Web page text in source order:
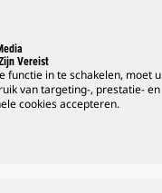
Vereist
functie in te schakelen, moet u
van targeting-, prestatie- en
cookies accepteren.